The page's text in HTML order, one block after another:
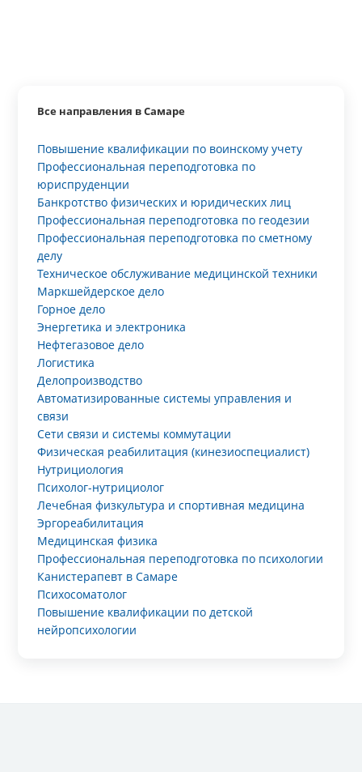
Все направления в Самаре
Повышение квалификации по воинскому учету
Профессиональная переподготовка по
юриспруденции
Банкротство физических и юридических лиц
Профессиональная переподготовка по геодезии
Профессиональная переподготовка по сметному
делу
Техническое обслуживание медицинской техники
Маркшейдерское дело
Горное дело
Энергетика и электроника
Нефтегазовое дело
Логистика
Делопроизводство
Автоматизированные системы управления и
связи
Сети связи и системы коммутации
Физическая реабилитация (кинезиоспециалист)
Нутрициология
Психолог-нутрициолог
Лечебная физкультура и спортивная медицина
Эргореабилитация
Медицинская физика
Профессиональная переподготовка по психологии
Канистерапевт в Самаре
Психосоматолог
Повышение квалификации по детской
нейропсихологии